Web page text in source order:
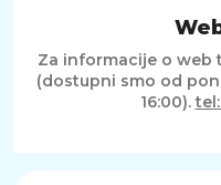
Za informacije o web
(dostupni smo od
16:00).